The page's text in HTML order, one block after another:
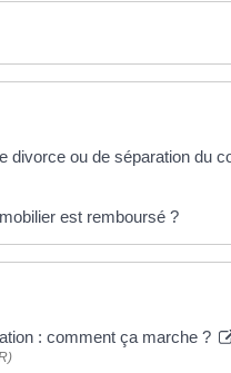
divorce ou de séparation du
est remboursé ?
: comment ça marche ?